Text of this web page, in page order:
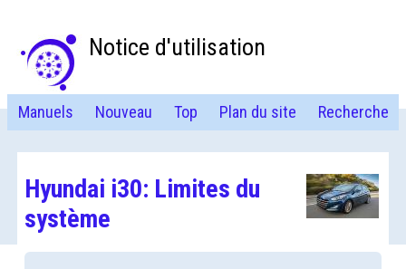
Notice d'utilisation
Manuels Nouveau Top Plan du site Recherche
Hyundai i30: Limites du
système